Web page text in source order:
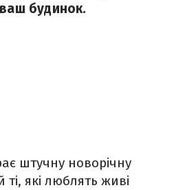
будинок.
штучну новорічну
які люблять живі